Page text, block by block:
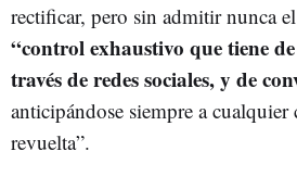
rectificar, pero sin admitir nunca
“control exhaustivo que tiene
través de redes sociales, y de
anticipándose siempre a
revuelta”.